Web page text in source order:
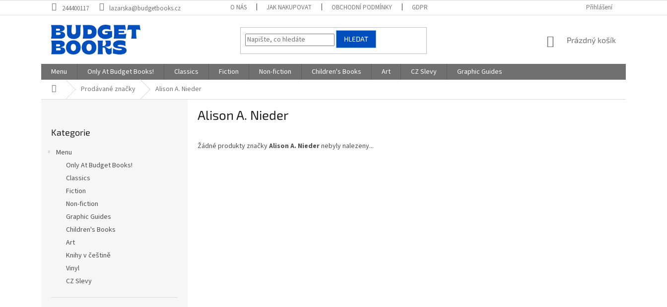
na
244400117 lazarska@budgetbooks.cz O NÁS JAK NAKUPOVAT OBCHODNÍ PODMÍNKY GDPR Přihlášení
HLEDAT
NÁKUPNÍ
Prázdný košík
Menu Only At Budget Books! Classics Fiction Non-fiction Children's Books Art CZ Slevy
Graphic Guides
Domů Prodávané značky Alison A. Nieder
kategorie
Kategorie
Menu
Only At Budget Books!
Classics
Fiction
Non-fiction
Graphic Guides
Children's Books
Art
Knihy v češtině
Vinyl
CZ Slevy
Alison A. Nieder
Žádné produkty značkyAlison A. Niedernebyly nalezeny...